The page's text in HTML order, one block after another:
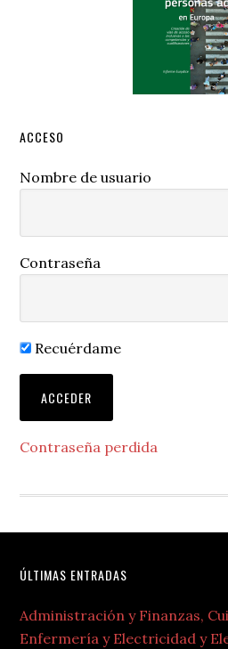
ACCESO
Nombre de usuario
Contraseña
Recuérdame
Contraseña perdida
Footer
ÚLTIMAS ENTRADAS
Administración y Finanzas,
Enfermería y Electricidad y